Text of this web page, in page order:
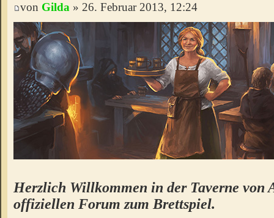
von Gilda » 26. Februar 2013, 12:24
Herzlich Willkommen in der Taverne von
offiziellen Forum zum Brettspiel.